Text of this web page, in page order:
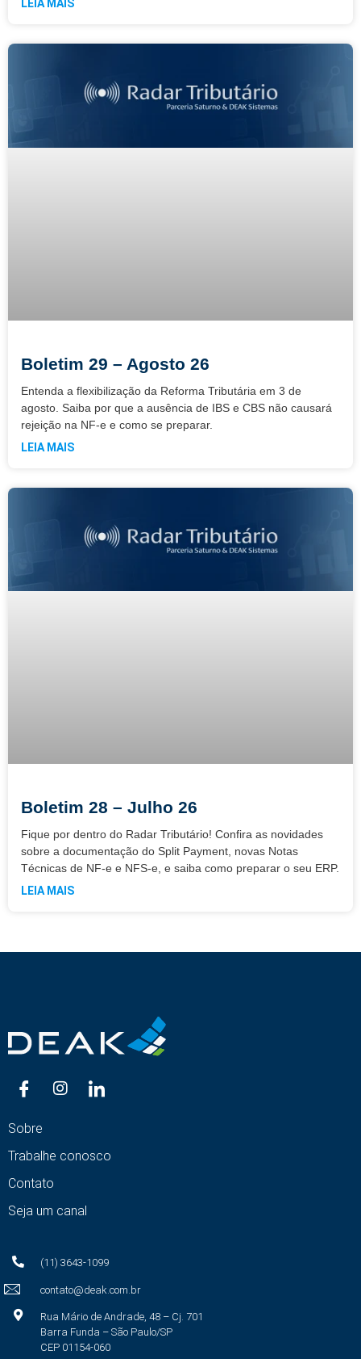
LEIA MAIS
Boletim 29 – Agosto 26
Entenda a flexibilização da Reforma Tributária em 3 de
agosto. Saiba por que a ausência de IBS e CBS não causará
rejeição na NF-e e como se preparar.
LEIA MAIS
Boletim 28 – Julho 26
Fique por dentro do Radar Tributário! Confira as novidades
sobre a documentação do Split Payment, novas Notas
Técnicas de NF-e e NFS-e, e saiba como preparar o seu ERP.
LEIA MAIS
Sobre
Trabalhe conosco
Contato
Seja um canal
(11) 3643-1099
contato@deak.com.br
Rua Mário de Andrade, 48 – Cj. 701
Barra Funda – São Paulo/SP
CEP 01154-060